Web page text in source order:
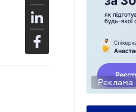
Реклама